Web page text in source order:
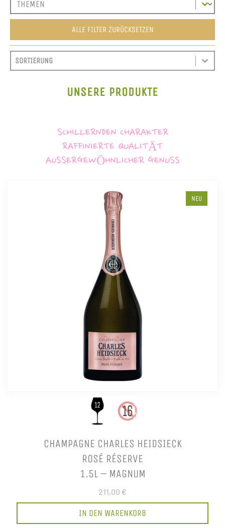
ALLE FILTER ZURÜCKSETZEN
SORTIEREN
SORT CONTENT
SORT CONTENT
UNSERE PRODUKTE
SCHILLERNDEN CHARAKTER
RAFFINIERTE QUALITÄT
AUSSERGEWÖHNLICHER GENUSS
NEU
CHAMPAGNE CHARLES HEIDSIECK
ROSÉ RÉSERVE
1.5L – MAGNUM
211,00 €
IN DEN WARENKORB